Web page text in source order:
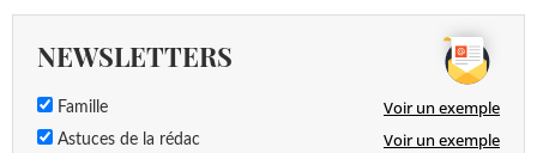
NEWSLETTERS
Famille Voir un exemple
Astuces de la rédac Voir un exemple